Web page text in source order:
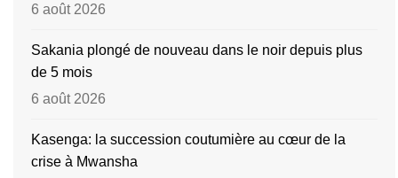
6 août 2026
Sakania plongé de nouveau dans le noir depuis plus
de 5 mois
6 août 2026
Kasenga: la succession coutumière au cœur de la
crise à Mwansha